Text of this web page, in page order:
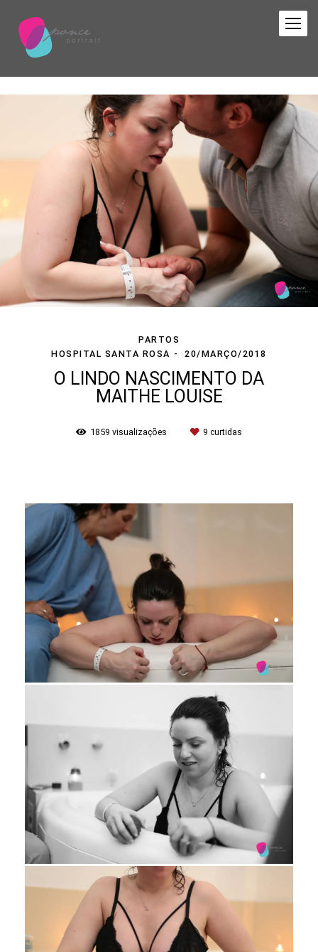
PARTOS
HOSPITAL SANTA ROSA
20/MARÇO/2018
O LINDO NASCIMENTO DA
MAITHE LOUISE
1859 visualizações 9 curtidas